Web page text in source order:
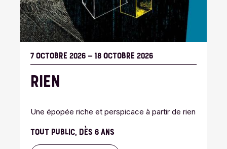
7 OCTOBRE 2026 – 18 OCTOBRE 2026
RIEN
Une épopée riche et perspicace à partir de rien
TOUT PUBLIC, DÈS 6 ANS